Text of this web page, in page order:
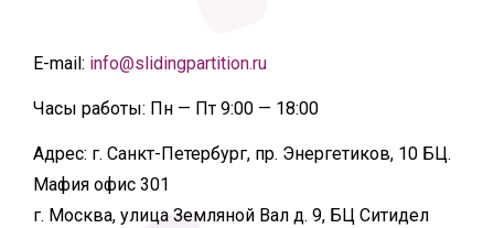
E-mail: info@slidingpartition.ru
Часы работы: Пн — Пт 9:00 — 18:00
Адрес: г. Санкт-Петербург, пр. Энергетиков, 10 БЦ.
Мафия офис 301
г. Москва, улица Земляной Вал д. 9, БЦ Ситидел